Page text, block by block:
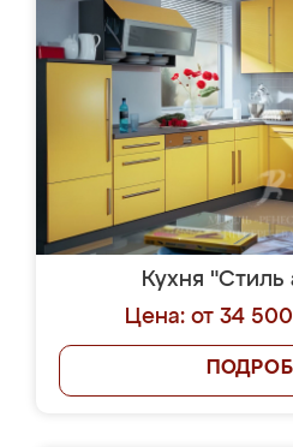
Кухня "Стиль
Цена: от 34